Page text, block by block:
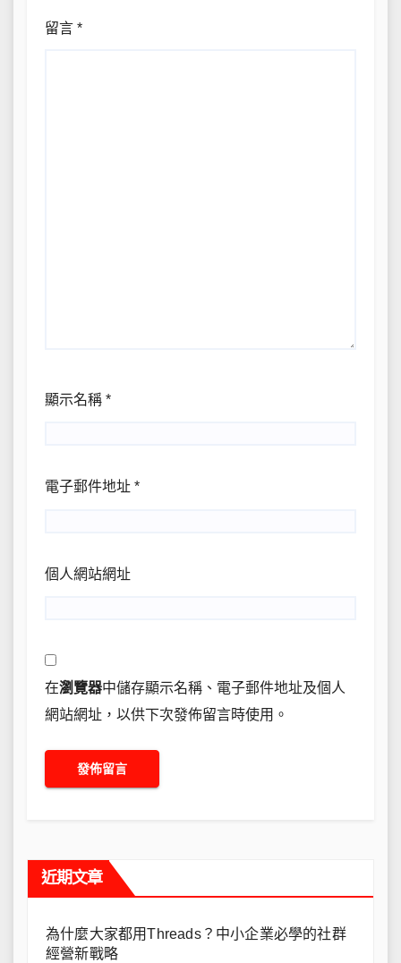
留言 *
顯示名稱 *
電子郵件地址 *
個人網站網址
在瀏覽器中儲存顯示名稱、電子郵件地址及個人
網站網址，以供下次發佈留言時使用。
近期文章
為什麼大家都用Threads？中小企業必學的社群
經營新戰略